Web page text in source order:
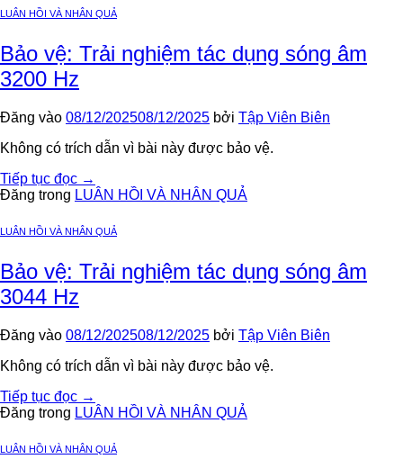
LUÂN HỒI VÀ NHÂN QUẢ
Bảo vệ: Trải nghiệm tác dụng sóng âm
3200 Hz
Đăng vào 08/12/202508/12/2025 bởi Tập Viên Biên
Không có trích dẫn vì bài này được bảo vệ.
Tiếp tục đọc →
Đăng trong LUÂN HỒI VÀ NHÂN QUẢ
LUÂN HỒI VÀ NHÂN QUẢ
Bảo vệ: Trải nghiệm tác dụng sóng âm
3044 Hz
Đăng vào 08/12/202508/12/2025 bởi Tập Viên Biên
Không có trích dẫn vì bài này được bảo vệ.
Tiếp tục đọc →
Đăng trong LUÂN HỒI VÀ NHÂN QUẢ
LUÂN HỒI VÀ NHÂN QUẢ